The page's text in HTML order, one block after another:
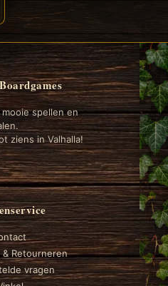
mooie spellen en
ziens in Valhalla!
Retourneren
vragen